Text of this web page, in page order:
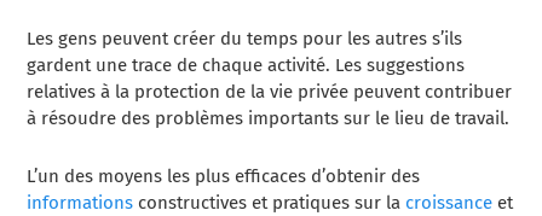
Les gens peuvent créer du temps pour les autres s’ils
gardent une trace de chaque activité. Les suggestions
relatives à la protection de la vie privée peuvent contribuer
à résoudre des problèmes importants sur le lieu de travail.
L’un des moyens les plus efficaces d’obtenir des
informations constructives et pratiques sur la croissance et